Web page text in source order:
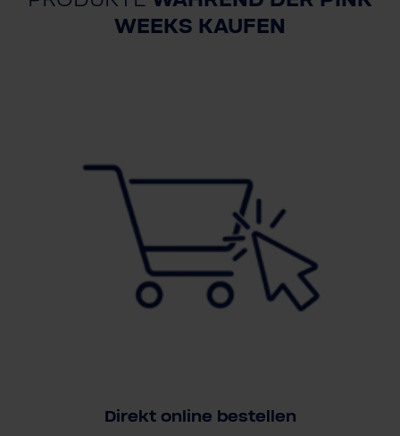
WEEKS KAUFEN
Direkt online bestellen